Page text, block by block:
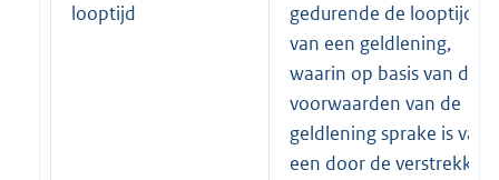
looptijd
gedurende de looptijd
van een geldlening,
waarin op basis van de
voorwaarden van de
geldlening sprake is van
een door de verstrekker